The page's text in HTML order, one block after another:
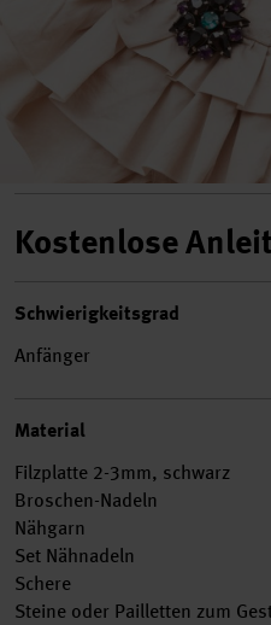
Kostenlose
Schwierigkeitsgrad
Anfänger
Material
Filzplatte 2-3mm, schwarz
Broschen-Nadeln
Nähgarn
Set Nähnadeln
Schere
Steine oder Pailletten zum